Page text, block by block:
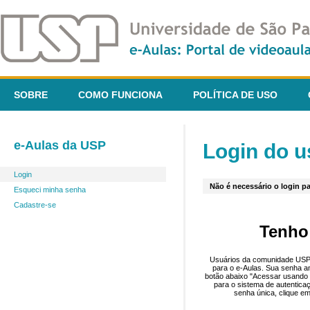
SOBRE COMO FUNCIONA POLÍTICA DE USO
e-Aulas da USP
Login
Esqueci minha senha
Cadastre-se
Login do
Não é necessário o login
Usuários da comunidade
para o e-Aulas. Sua senha
botão abaixo "Acessar
para o sistema de
senha única, clique